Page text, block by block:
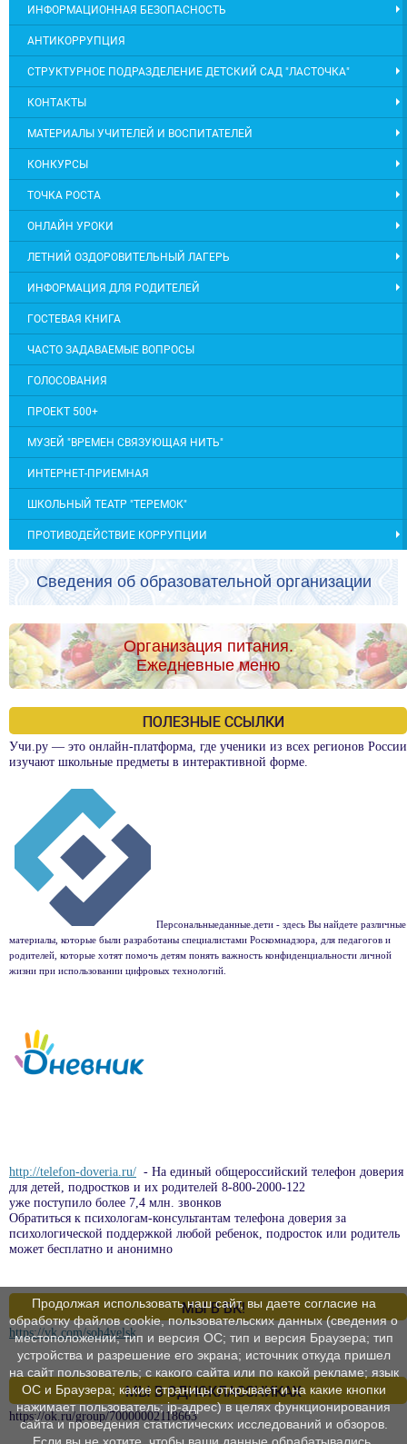
ИНФОРМАЦИОННАЯ БЕЗОПАСНОСТЬ
АНТИКОРРУПЦИЯ
СТРУКТУРНОЕ ПОДРАЗДЕЛЕНИЕ ДЕТСКИЙ САД "ЛАСТОЧКА"
КОНТАКТЫ
МАТЕРИАЛЫ УЧИТЕЛЕЙ И ВОСПИТАТЕЛЕЙ
КОНКУРСЫ
ТОЧКА РОСТА
ОНЛАЙН УРОКИ
ЛЕТНИЙ ОЗДОРОВИТЕЛЬНЫЙ ЛАГЕРЬ
ИНФОРМАЦИЯ ДЛЯ РОДИТЕЛЕЙ
ГОСТЕВАЯ КНИГА
ЧАСТО ЗАДАВАЕМЫЕ ВОПРОСЫ
ГОЛОСОВАНИЯ
ПРОЕКТ 500+
МУЗЕЙ "ВРЕМЕН СВЯЗУЮЩАЯ НИТЬ"
ИНТЕРНЕТ-ПРИЕМНАЯ
ШКОЛЬНЫЙ ТЕАТР "ТЕРЕМОК"
ПРОТИВОДЕЙСТВИЕ КОРРУПЦИИ
Сведения об образовательной организации
Организация питания.
Ежедневные меню
ПОЛЕЗНЫЕ ССЫЛКИ
Учи.ру — это онлайн-платформа, где ученики из всех регионов России
изучают школьные предметы в интерактивной форме.
Персональныеданные.дети - здесь Вы найдете различные
материалы, которые были разработаны специалистами Роскомнадзора, для педагогов и
родителей, которые хотят помочь детям понять важность конфиденциальности личной
жизни при использовании цифровых технологий.
http://telefon-doveria.ru/ - На единый общероссийский телефон доверия
для детей, подростков и их родителей 8-800-2000-122
уже поступило более 7,4 млн. звонков
Обратиться к психологам-консультантам телефона доверия за
психологической поддержкой любой ребенок, подросток или родитель
может бесплатно и анонимно
МЫ В ВК!
https://vk.com/soh4velsk
МЫ В ОДНОКЛАССНИКАХ
https://ok.ru/group/70000002118663
Продолжая использовать наш сайт, вы даете согласие на
обработку файлов cookie, пользовательских данных (сведения о
местоположении; тип и версия ОС; тип и версия Браузера; тип
устройства и разрешение его экрана; источник откуда пришел
на сайт пользователь; с какого сайта или по какой рекламе; язык
ОС и Браузера; какие страницы открывает и на какие кнопки
нажимает пользователь; ip-адрес) в целях функционирования
сайта и проведения статистических исследований и обзоров.